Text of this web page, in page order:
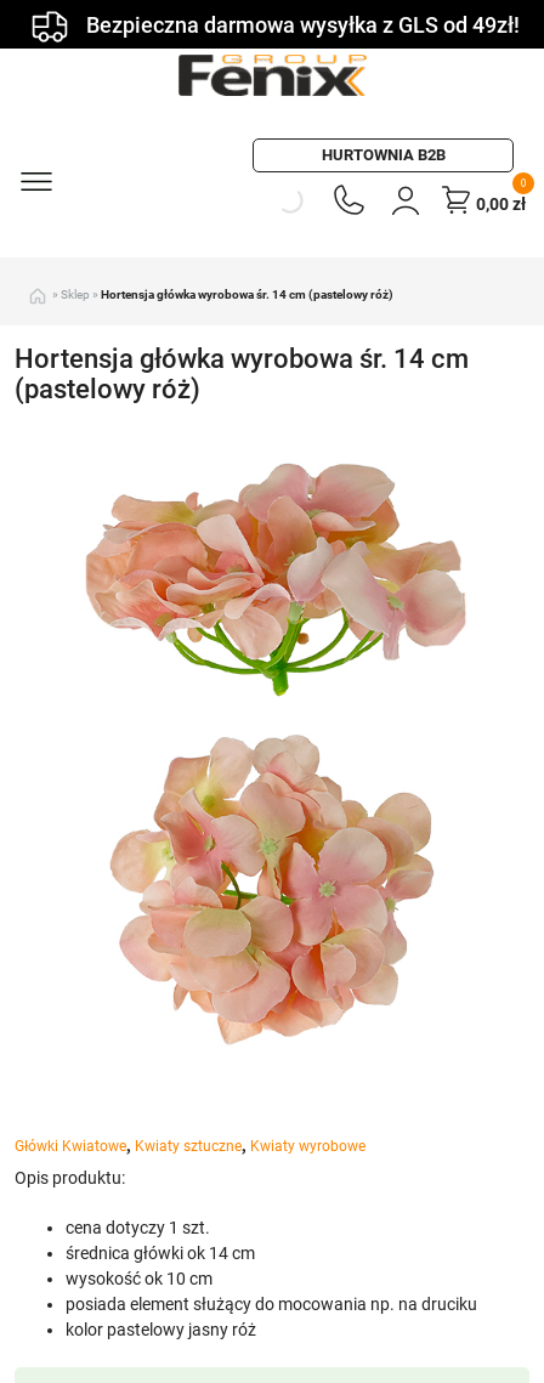
Bezpieczna darmowa wysyłka z GLS od 49zł!
HURTOWNIA B2B
0
0,00zł
» Sklep » Hortensja główka wyrobowa śr. 14 cm (pastelowy róż)
Hortensja główka wyrobowa śr. 14 cm
(pastelowy róż)
Główki Kwiatowe, Kwiaty sztuczne, Kwiaty wyrobowe
Opis produktu:
cena dotyczy 1 szt.
średnica główki ok 14 cm
wysokość ok 10 cm
posiada element służący do mocowania np. na druciku
kolor pastelowy jasny róż